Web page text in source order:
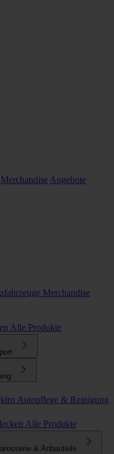
Merchandise Angebote
Merchandise
Alle Produkte
Autopflege & Reinigung
Alle Produkte
& Anbauteile